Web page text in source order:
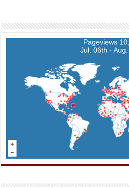
Jul. 06th -